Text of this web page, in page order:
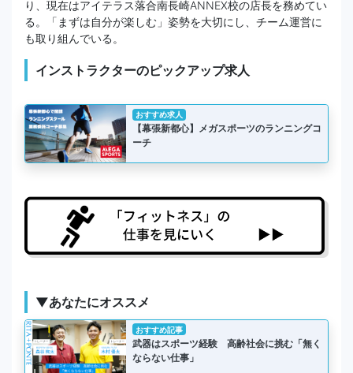
り、現在はアイテラス落合南長崎ANNEX校の店長を務めてい
る。「まずは自分が楽しむ」姿勢を大切にし、チーム運営に
も取り組んでいる。
インストラクターのピックアップ求人
おすすめ求人
【幕張新都心】メガスポーツのランニングコ
ーチ
▼あなたにオススメ
おすすめ記事
武器はスポーツ経験 高齢社会に挑む「無く
ならない仕事」